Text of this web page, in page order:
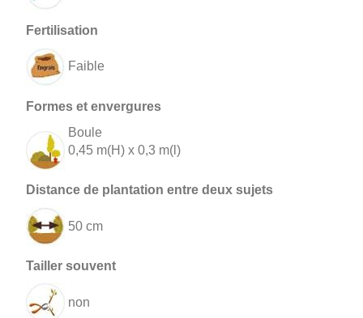
Faible
Boule
0,45 m(H) x 0,3 m(l)
50 cm
non